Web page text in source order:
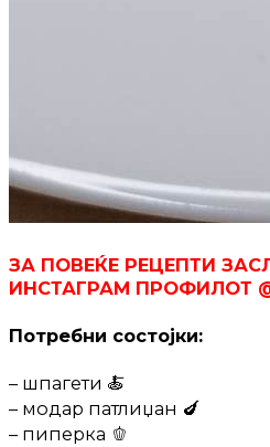
ЗА ПОВЕЌЕ РЕЦЕПТИ
ИНСТАГРАМ ПРОФИЛОТ
Потребни состојки:
– шпагети 🍝
– модар патлиџан 🍆
– пиперка 🫑